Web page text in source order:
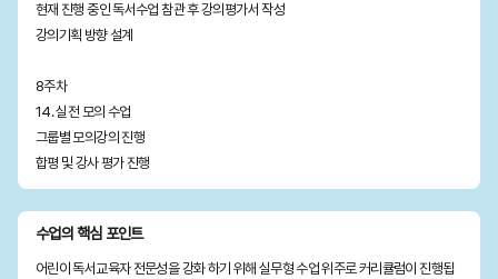
현재 진행 중인 독서수업 참관 후 강의평가서 작성
강의기획 방향 설계
8주차
14. 실전 모의 수업
그룹별 모의강의 진행
합평 및 강사 평가 진행
수업의 핵심 포인트
어린이 독서교육자 전문성을 강화 하기 위해 실무형 수업 위주로 커리큘럼이 진행됩